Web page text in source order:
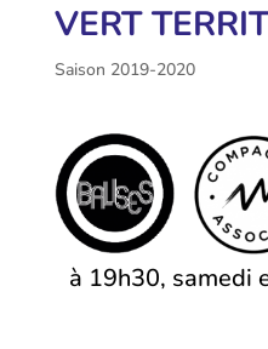
VERT
Saison 2019-2020
à 19h30, samedi